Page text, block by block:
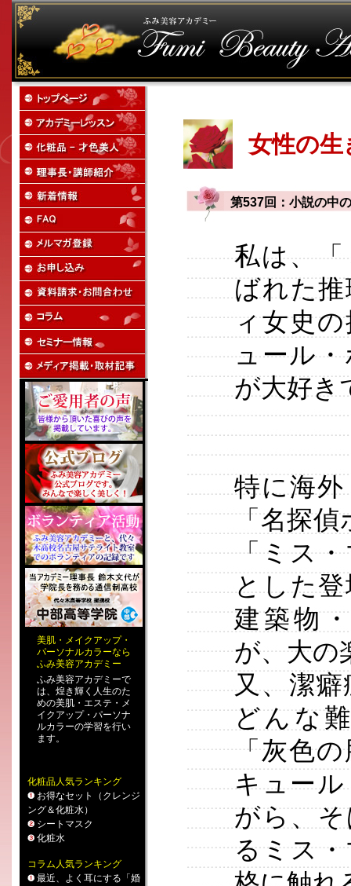
美肌 ・ メイクアップ・
パーソナルカラーなら
ふみ美容アカデミー
ふみ美容アカデミーで
は、煌き輝く人生のた
めの美肌・エステ ・ メ
イクアップ・ パーソナ
ルカラーの学習を行い
ます。
化粧品人気ランキング
お得なセット（クレンジ
ング＆化粧水）
シートマスク
化粧水
コラム人気ランキング
最近、よく耳にする「婚
女性の
第537回：小説の中
私は、
ばれた
ィ女史
ュール
が大好き
特に海
「名探偵
「ミス
とした
建築物
が、大の
又、潔
どんな
「灰色
キュー
がら、
るミス